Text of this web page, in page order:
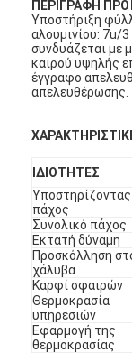
ΠΕΡΙΓΡΑΦΗ
Υποστήριξη
αλουμινίου: 7u/
συνδυάζεται με
καιρού υψηλής
έγγραφο
απελευθέρωσης.
ΙΔΙΟΤΗΤΕΣ
Υποστηρίζοντας
πάχος
Συνολικό πάχος
Εκτατή δύναμη
Προσκόλληση
χάλυβα
Καρφί σφαιρών
Θερμοκρασία
υπηρεσιών
Εφαρμογή της
θερμοκρασίας